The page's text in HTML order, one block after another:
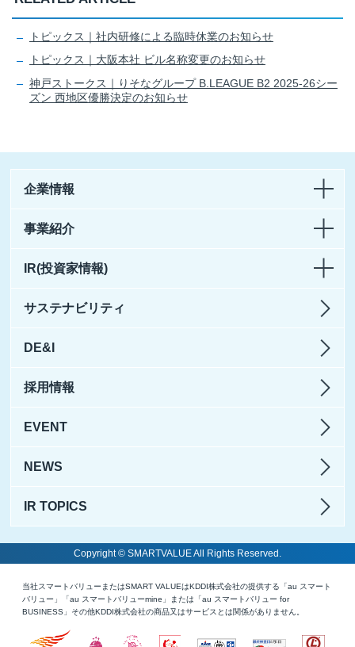
トピックス｜社内研修による臨時休業のお知らせ
トピックス｜大阪本社 ビル名称変更のお知らせ
神戸ストークス｜りそなグループ B.LEAGUE B2 2025-26シー
ズン 西地区優勝決定のお知らせ
企業情報
事業紹介
IR(投資家情報)
サステナビリティ
DE&I
採用情報
EVENT
NEWS
IR TOPICS
Copyright © SMARTVALUE All Rights Reserved.
当社スマートバリューまたはSMART VALUEはKDDI株式会社の提供する「au スマート
バリュー」「au スマートバリューmine」または「au スマートバリュー for
BUSINESS」その他KDDI株式会社の商品又はサービスとは関係がありません。